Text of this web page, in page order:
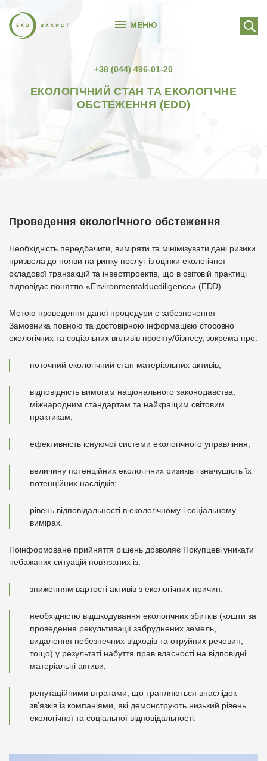
МЕНЮ
ЕКОЛОГІЧНИЙ СТАН ТА ЕКОЛОГІЧНЕ
ОБСТЕЖЕННЯ (EDD)
+38 (044) 496-01-20
Проведення екологічного обстеження
Необхідність передбачити, виміряти та мінімізувати дані ризики
призвела до появи на ринку послуг із оцінки екологічної
складової транзакцій та інвестпроектів, що в світовій практиці
відповідає поняттю «Еnvironmentalduediligence» (EDD).
Метою проведення даної процедури є забезпечення
Замовника повною та достовірною інформацією стосовно
екологічних та соціальних впливів проекту/бізнесу, зокрема про:
поточний екологічний стан матеріальних активів;
відповідність вимогам національного законодавства,
міжнародним стандартам та найкращим світовим
практикам;
ефективність існуючої системи екологічного управління;
величину потенційних екологічних ризиків і значущість їх
потенційних наслідків;
рівень відповідальності в екологічному і соціальному
вимірах.
Поінформоване прийняття рішень дозволяє Покупцеві уникати
небажаних ситуацій пов’язаних із:
зниженням вартості активів з екологічних причин;
необхідністю відшкодування екологічних збитків (кошти за
проведення рекультивації забруднених земель,
видалення небезпечних відходів та отруйних речовин,
тощо) у результаті набуття прав власності на відповідні
матеріальні активи;
репутаційними втратами, що трапляються внаслідок
зв’язків із компаніями, які демонструють низький рівень
екологічної та соціальної відповідальності.